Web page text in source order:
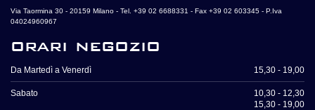
Via Taormina 30 - 20159 Milano - Tel. +39 02 6688331 - Fax +39 02 603345 - P.Iva
04024960967
orari negozio
Da Martedì a Venerdì 15,30 - 19,00
Sabato
10,30 - 12,30
15,30 - 19,00